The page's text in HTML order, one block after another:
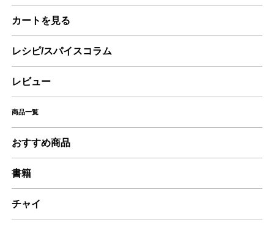
カートを見る
レシピ/スパイスコラム
レビュー
商品一覧
おすすめ商品
書籍
チャイ